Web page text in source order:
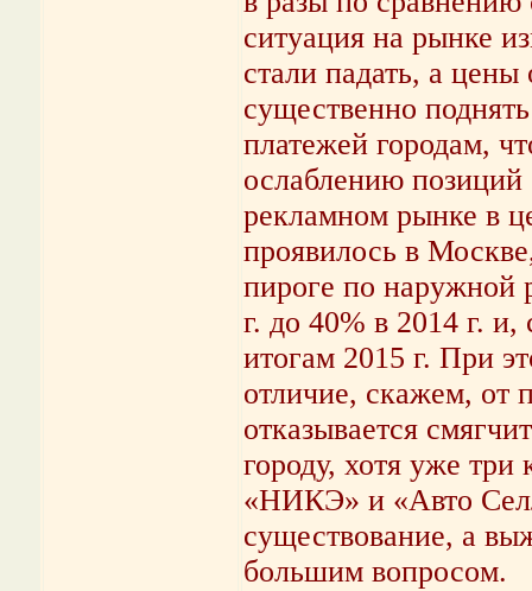
ситуация на рынке
стали падать, а
существенно
платежей городам,
ослаблению
рекламном рынке в
проявилось в
пироге по наружной
г. до 40% в 2014 г.
итогам 2015 г. При
отличие, скажем, от
отказывается
городу, хотя уже
«НИКЭ» и «Авто
существование, а
большим вопросом.